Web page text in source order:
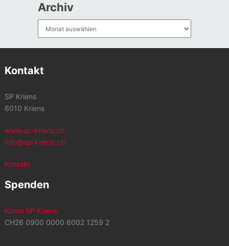
Archiv
Kontakt
SP Kriens
6010 Kriens
www.sp-kriens.ch
info@sp-kriens.ch
Kontakt
Spenden
Konto SP Kriens
CH26 0900 0000 6002 1259 2